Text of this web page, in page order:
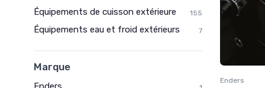
Équipements de cuisson extérieure 155
Équipements eau et froid extérieurs 7
Marque
Enders